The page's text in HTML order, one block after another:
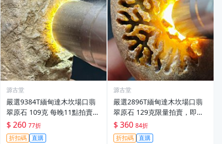
源古堂
嚴選9384T緬甸達木坎場口翡
翠原石 109克 每晚11點拍賣
截單 公認公平真實成交 泰國達
木坎翡翠 原石 翡翠
$ 260 77折
折扣碼 直購
源古堂
嚴選2896T緬甸達木坎場口翡
翠原石 129克限量拍賣，即晚1
1點截標，真摯販售直擊心坎。
翡翠原石 拍賣 翡翠玉石
$ 360 84折
折扣碼 直購